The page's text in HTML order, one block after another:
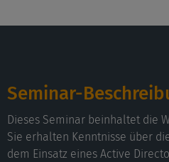
Seminar-
Dieses Seminar beinhaltet die
Sie erhalten Kenntnisse über
dem Einsatz eines Active